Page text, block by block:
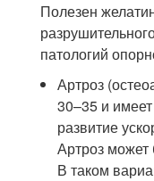
Полезен
патологий
Артроз
30–35 и
развитие
Артроз может
В таком